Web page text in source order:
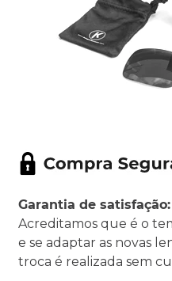
Garantia de satisfação:
Acreditamos que é o
e se adaptar as novas
troca é realizada sem